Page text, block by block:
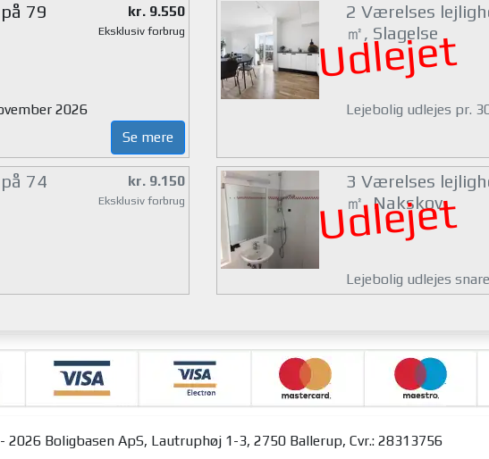
79
kr. 9.550
Eksklusiv forbrug
2026
Se mere
Udlejet
2 Værelses
㎡, Slagelse
Lejebolig udlejes pr.
74
kr. 9.150
Eksklusiv forbrug Udlejet
3 Værelses
㎡, Nakskov
Lejebolig udlejes
2026 Boligbasen ApS, Lautruphøj 1-3, 2750 Ballerup, Cvr.: 28313756